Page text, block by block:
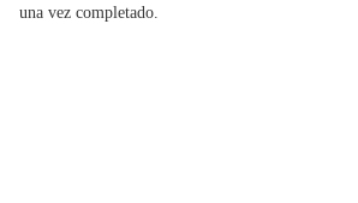
una vez completado.